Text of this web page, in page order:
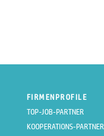
FIRMENPROFILE
TOP-JOB-PARTNER
KOOPERATIONS-PARTNER